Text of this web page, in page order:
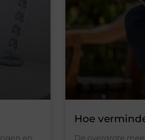
en
Hoe
De overgrote